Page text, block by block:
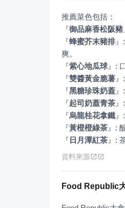
『御品麻香松阪豬
『蜂蜜芥末豬排』
『紫心地瓜球 』
『雙醬黃金脆薯 』
『黑糖珍珠奶蓋 』
『起司奶蓋青茶 』
『烏龍桂花拿鐵 』
『黃橙橙綠茶 』
『 日月潭紅茶 』 :
資料來源
Food Republic